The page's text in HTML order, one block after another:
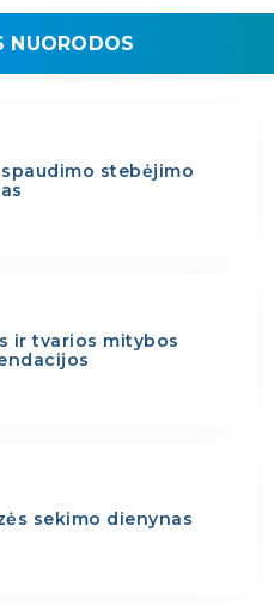
NUORODOS
stebėjimo
ir tvarios mitybos
sekimo dienynas